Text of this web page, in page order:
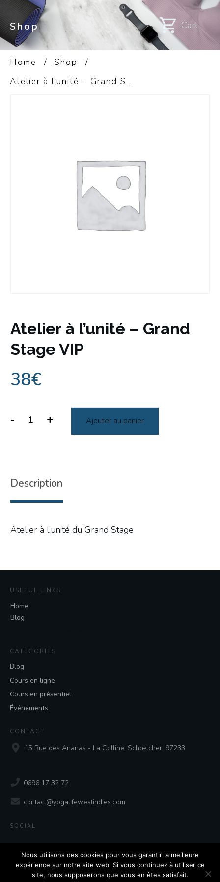
Shop Cart
Home / Shop
/
Atelier à l’unité – Grand Stage VIP
Atelier à l’unité – Grand
Stage VIP
38€
- + Ajouter au panier
Description
Atelier à l’unité du Grand Stage
USEFUL LINKS
Home
Blog
CATEGORIES
Blog
Cours en ligne
Cours en présentiel
Événements
CONTACT
15 Rue des Ananas - La Colline, Schœlcher, 97233
0696 17 32 72
contact@yogalifewestindies.com
SOCIAL
Nous utilisons des cookies pour vous garantir la meilleure
expérience sur notre site web. Si vous continuez à utiliser ce
site, nous supposerons que vous en êtes satisfait.